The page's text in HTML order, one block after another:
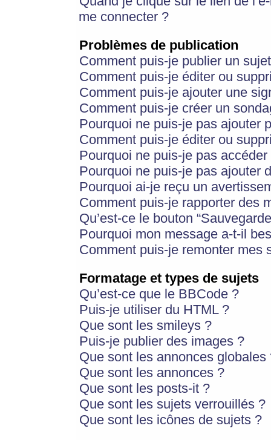
me connecter ?
Problèmes de publication
Comment puis-je publier un
Comment puis-je éditer ou
Comment puis-je ajouter une
Comment puis-je créer un
Pourquoi ne puis-je pas ajouter
Comment puis-je éditer ou
Pourquoi ne puis-je pas
Pourquoi ne puis-je pas ajouter
Pourquoi ai-je reçu un
Comment puis-je rapporter des
Qu’est-ce le bouton
Pourquoi mon message a-t-il
Comment puis-je remonter mes
Formatage et types de sujets
Qu’est-ce que le BBCode ?
Puis-je utiliser du HTML ?
Que sont les smileys ?
Puis-je publier des images ?
Que sont les annonces globales
Que sont les annonces ?
Que sont les posts-it ?
Que sont les sujets verrouillés ?
Que sont les icônes de sujets ?